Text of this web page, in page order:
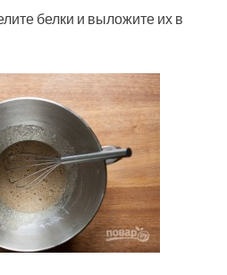
белки и выложите их в